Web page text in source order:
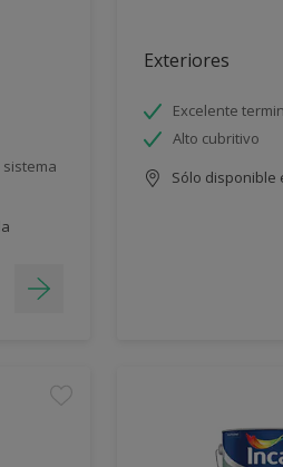
Exteriores
Excelente
Alto cubritivo
Sólo disponible